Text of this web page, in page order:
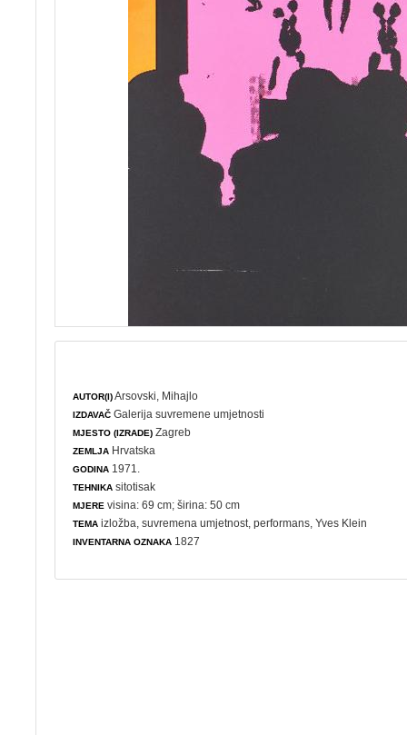
AUTOR(I)Arsovski, Mihajlo
IZDAVAČ Galerija suvremene umjetnosti
MJESTO (IZRADE) Zagreb
ZEMLJA Hrvatska
GODINA 1971.
TEHNIKA sitotisak
MJERE visina: 69 cm; širina: 50 cm
TEMA izložba ,suvremena umjetnost ,performans , Yves Klein
INVENTARNA OZNAKA 1827